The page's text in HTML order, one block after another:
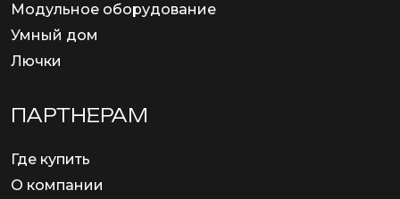
Модульное оборудование
Умный дом
Лючки
ПАРТНЕРАМ
Где купить
О компании